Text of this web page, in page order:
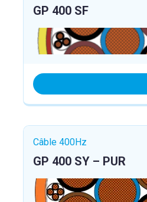
GP 400 SF
Câble 400Hz
GP 400 SY – PUR